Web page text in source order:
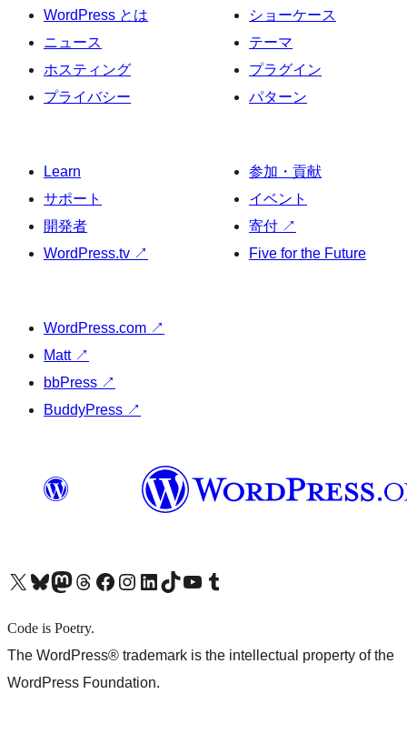
ー
ジ
送
り
WordPress とは
ニュース
ホスティング
プライバシー
ショーケース
テーマ
プラグイン
パターン
Learn
サポート
開発者
WordPress.tv ↗
参加・貢献
イベント
寄付 ↗
Five for the Future
WordPress.com ↗
Matt ↗
bbPress ↗
BuddyPress ↗
X (旧 Twitter) アカウントへBluesky アカウントへMastodon アカウントへThreads アカウントへ Facebook ページへInstagram アカウントへ LinkedIn アカウントへTikTok アカウントへYouTube チャンネルへ Tumblr アカウントへ
Code is Poetry.
The WordPress® trademark is the intellectual property of the
WordPress Foundation.